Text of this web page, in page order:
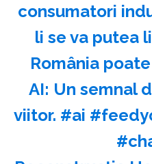
consumatori
li se va putea
România
AI: Un semnal
viitor. #ai